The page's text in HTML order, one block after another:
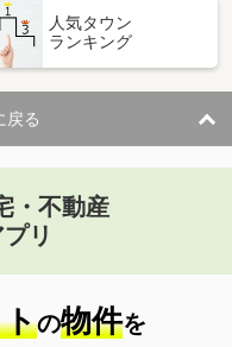
人気タウン
ランキング
戻る
・不動産
リ
の物件を